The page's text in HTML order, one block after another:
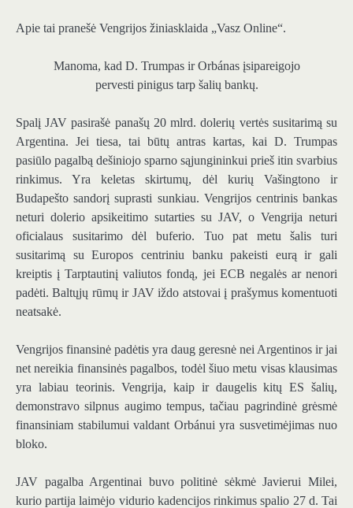
Apie tai pranešė Vengrijos žiniasklaida „Vasz Online“.
Manoma, kad D. Trumpas ir Orbánas įsipareigojo
pervesti pinigus tarp šalių bankų.
Spalį JAV pasirašė panašų 20 mlrd. dolerių vertės susitarimą su
Argentina. Jei tiesa, tai būtų antras kartas, kai D. Trumpas
pasiūlo pagalbą dešiniojo sparno sąjungininkui prieš itin svarbius
rinkimus. Yra keletas skirtumų, dėl kurių Vašingtono ir
Budapešto sandorį suprasti sunkiau. Vengrijos centrinis bankas
neturi dolerio apsikeitimo sutarties su JAV, o Vengrija neturi
oficialaus susitarimo dėl buferio. Tuo pat metu šalis turi
susitarimą su Europos centriniu banku pakeisti eurą ir gali
kreiptis į Tarptautinį valiutos fondą, jei ECB negalės ar nenori
padėti. Baltųjų rūmų ir JAV iždo atstovai į prašymus komentuoti
neatsakė.
Vengrijos finansinė padėtis yra daug geresnė nei Argentinos ir jai
net nereikia finansinės pagalbos, todėl šiuo metu visas klausimas
yra labiau teorinis. Vengrija, kaip ir daugelis kitų ES šalių,
demonstravo silpnus augimo tempus, tačiau pagrindinė grėsmė
finansiniam stabilumui valdant Orbánui yra susvetimėjimas nuo
bloko.
JAV pagalba Argentinai buvo politinė sėkmė Javierui Milei,
kurio partija laimėjo vidurio kadencijos rinkimus spalio 27 d. Tai